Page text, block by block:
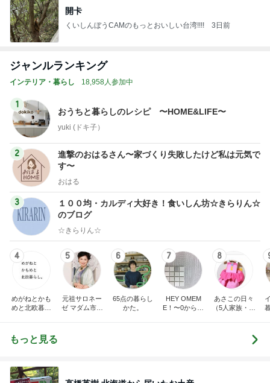
開卡
くいしんぼうCAMのもっとおいしい台湾!!!! 3日前
ジャンルランキング
インテリア・暮らし 18,958人参加中
1
おうちと暮らしのレシピ 〜HOME&LIFE〜
yuki (ドキ子）
2
進撃のおはるさん〜家づくり失敗したけど私は元気で
す〜
おはる
3
１００均・カルディ大好き！食いしん坊☆きらりん☆
のブログ
☆きらりん☆
4
めがねとかも
めと北欧暮ら
5
元祖サロネー
ゼ マダム市川
6
65点の暮らし
かた。
7
HEY OMEM
E！〜0からの
8
あさこの日々
（5人家族・投
もっと見る